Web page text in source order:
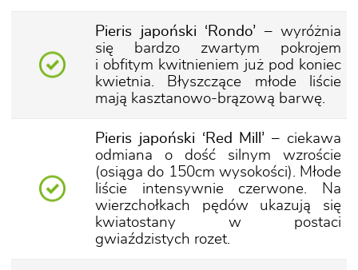
Pieris japoński ‘Rondo’ – wyróżnia
się bardzo zwartym pokrojem
i obfitym kwitnieniem już pod koniec
kwietnia. Błyszczące młode liście
mają kasztanowo-brązową barwę.
Pieris japoński ‘Red Mill’ – ciekawa
odmiana o dość silnym wzroście
(osiąga do 150cm wysokości). Młode
liście intensywnie czerwone. Na
wierzchołkach pędów ukazują się
kwiatostany w postaci
gwiaździstych rozet.